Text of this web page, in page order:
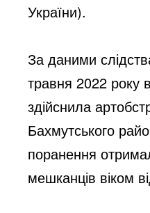
України).
За даними
травня 2022 року
здійснила
Бахмутського
поранення
мешканців віком